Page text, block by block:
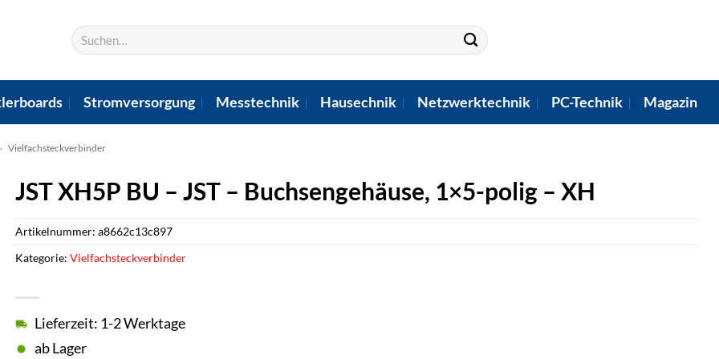
Suchen
nach:
Stromversorgung Messtechnik Hausechnik Netzwerktechnik PC-Technik Magazin
» Vielfachsteckverbinder
JST XH5P BU – JST – Buchsengehäuse, 1×5-polig – XH
Lieferzeit: 1-2 Werktage
ab Lager
Artikelnummer: a8662c13c897
Kategorie: Vielfachsteckverbinder